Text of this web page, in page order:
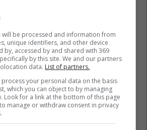
will be processed and information from
unique identifiers, and other device
by, accessed by and shared with 369
by this site. We and our partners
data. List of partners.
process your personal data on the basis
which you can object to by managing
Look for a link at the bottom of this page
manage or withdraw consent in privacy